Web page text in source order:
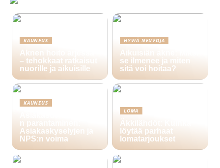
KAUNEUS
Aknen hoito arjessa
– tehokkaat ratkaisut
nuorille ja aikuisille
HYVIÄ NEUVOJA
Aikuisiän akne: Miksi
se ilmenee ja miten
sitä voi hoitaa?
KAUNEUS
n parantaminen:
Asiakaskyselyjen ja
NPS:n voima
LOMA
Äkkilähdöt: Kuinka
löytää parhaat
lomatarjoukset